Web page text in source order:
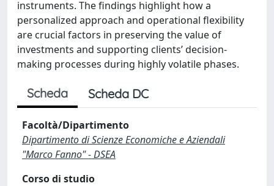
instruments. The findings highlight how a
personalized approach and operational flexibility
are crucial factors in preserving the value of
investments and supporting clients’ decision-
making processes during highly volatile phases.
Scheda Scheda DC
Facoltà/Dipartimento
Dipartimento di Scienze Economiche e Aziendali
"Marco Fanno" - DSEA
Corso di studio